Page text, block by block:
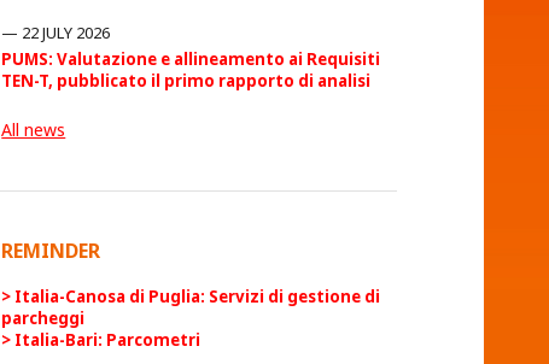
22 JULY 2026
PUMS: Valutazione e allineamento ai Requisiti
TEN-T, pubblicato il primo rapporto di analisi
All news
REMINDER
Italia-Canosa di Puglia: Servizi di gestione di
parcheggi
Italia-Bari: Parcometri